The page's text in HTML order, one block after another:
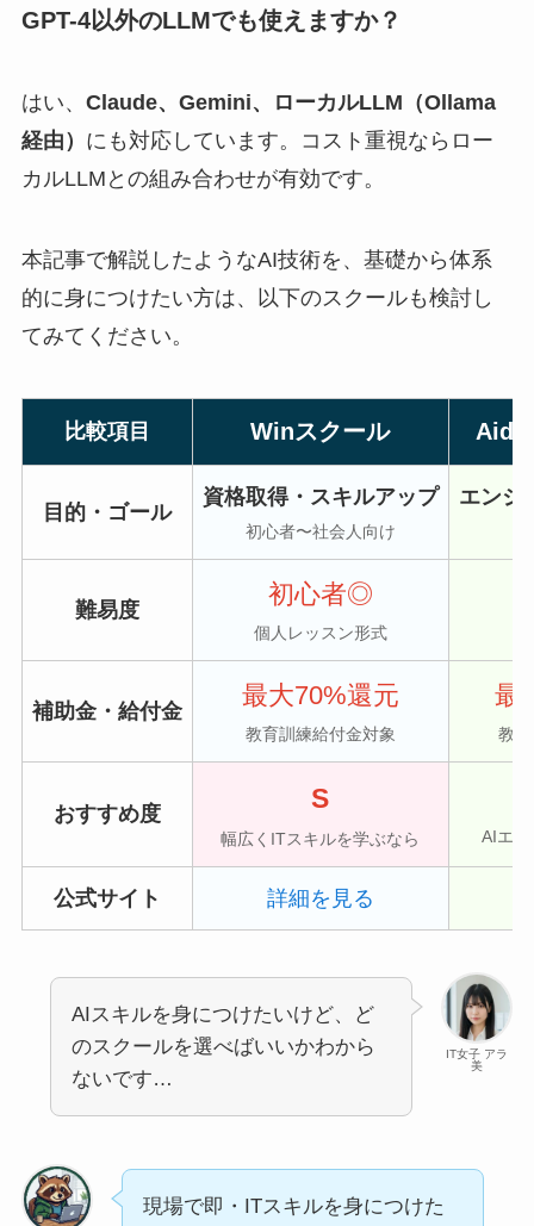
GPT-4以外のLLMでも使えますか？
はい、 Claude、Gemini、ローカルLLM（Ollama
経由） にも対応しています。コスト重視ならロー
カルLLMとの組み合わせが有効です。
本記事で解説したようなAI技術を、基礎から体系
的に身につけたい方は、以下のスクールも検討し
てみてください。
比較項目 Winスクール
目的・ゴール
資格取得・スキルアップ
初心者〜社会人向け
エンジ
難易度
初心者◎
個人レッスン形式
補助金・給付金
最大70%還元
教育訓練給付金対象
最
教
おすすめ度 S
幅広くITスキルを学ぶなら AIエ
公式サイト 詳細を見る
IT女子 アラ
美
AIスキルを身につけたいけど、ど
のスクールを選べばいいかわから
ないです…
現場で即・ITスキルを身につけた